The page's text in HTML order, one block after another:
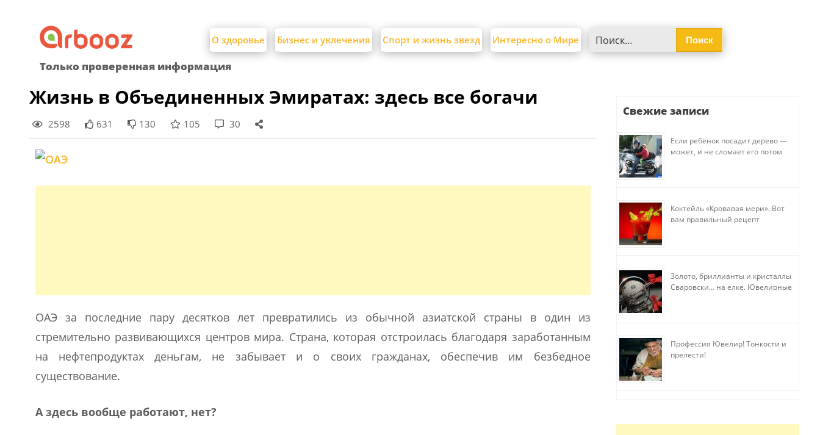
content
О здоровье Бизнес и увлечения Спорт и жизнь звезд Интересно о Мире
Только проверенная информация
Жизнь в Объединенных Эмиратах: здесь все богачи
2598 631 130 105 30
ОАЭ за последние пару десятков лет превратились из обычной азиатской страны в один из
стремительно развивающихся центров мира. Страна, которая отстроилась благодаря заработанным
на нефтепродуктах деньгам, не забывает и о своих гражданах, обеспечив им безбедное
существование.
А здесь вообще работают, нет?
Свежие записи
Если ребёнок посадит дерево —
может, и не сломает его потом
Коктейль «Кровавая мери». Вот
вам правильный рецепт
Золото, бриллианты и кристаллы
Сваровски… на елке. Ювелирные
Профессия Ювелир! Тонкости и
прелести!